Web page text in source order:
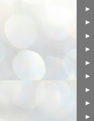
►
►
►
►
►
►
►
►
►